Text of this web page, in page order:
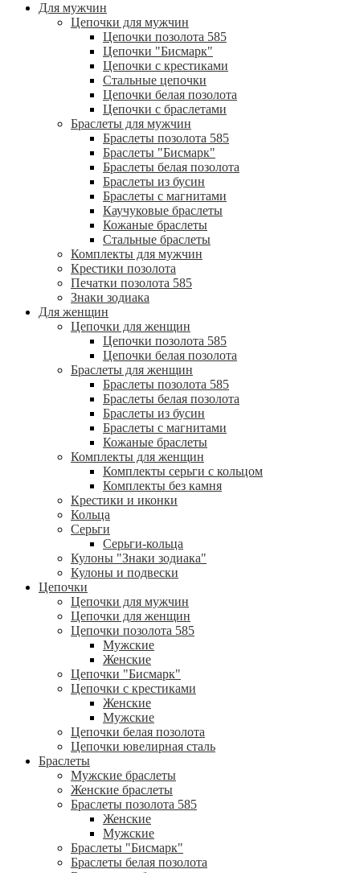
Для мужчин
Цепочки для мужчин
Цепочки позолота 585
Цепочки "Бисмарк"
Цепочки с крестиками
Стальные цепочки
Цепочки белая позолота
Цепочки с браслетами
Браслеты для мужчин
Браслеты позолота 585
Браслеты "Бисмарк"
Браслеты белая позолота
Браслеты из бусин
Браслеты с магнитами
Каучуковые браслеты
Кожаные браслеты
Стальные браслеты
Комплекты для мужчин
Крестики позолота
Печатки позолота 585
Знаки зодиака
Для женщин
Цепочки для женщин
Цепочки позолота 585
Цепочки белая позолота
Браслеты для женщин
Браслеты позолота 585
Браслеты белая позолота
Браслеты из бусин
Браслеты с магнитами
Кожаные браслеты
Комплекты для женщин
Комплекты серьги с кольцом
Комплекты без камня
Крестики и иконки
Кольца
Серьги
Серьги-кольца
Кулоны "Знаки зодиака"
Кулоны и подвески
Цепочки
Цепочки для мужчин
Цепочки для женщин
Цепочки позолота 585
Мужские
Женские
Цепочки "Бисмарк"
Цепочки с крестиками
Женские
Мужские
Цепочки белая позолота
Цепочки ювелирная сталь
Браслеты
Мужские браслеты
Женские браслеты
Браслеты позолота 585
Женские
Мужские
Браслеты "Бисмарк"
Браслеты белая позолота